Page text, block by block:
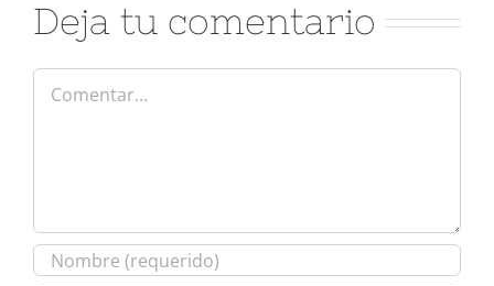
Deja tu comentario
Comentar